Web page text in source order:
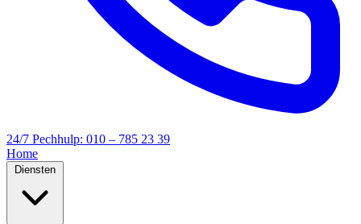
24/7 Pechhulp: 010 – 785 23 39
Home